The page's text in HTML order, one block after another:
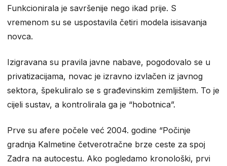
Funkcionirala je savršenije nego ikad prije. S
vremenom su se uspostavila četiri modela isisavanja
novca.
Izigravana su pravila javne nabave, pogodovalo se u
privatizacijama, novac je izravno izvlačen iz javnog
sektora, špekuliralo se s građevinskim zemljištem. To je
cijeli sustav, a kontrolirala ga je “hobotnica”.
Prve su afere počele već 2004. godine “Počinje
gradnja Kalmetine četverotračne brze ceste za spoj
Zadra na autocestu. Ako pogledamo kronološki, prvi